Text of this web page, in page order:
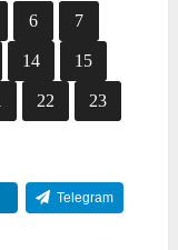
6 7
14 15
22 23
Telegram